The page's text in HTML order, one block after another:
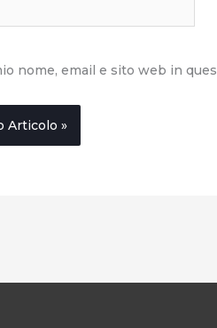
nome, email e sito web in